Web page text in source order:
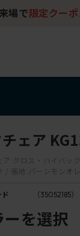
場で 限定クーポ
ェア
ア クロス・ハイバッ
/ 張地:パーシモンオ
ド （35052185）
ーを選択